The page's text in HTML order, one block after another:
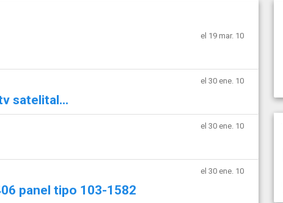
el 19 mar. 10
el 30 ene. 10
satelital...
el 30 ene. 10
el 30 ene. 10
panel tipo 103-1582